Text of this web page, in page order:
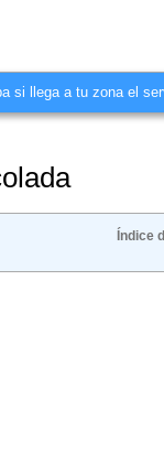
Índice
si llega a tu zona el